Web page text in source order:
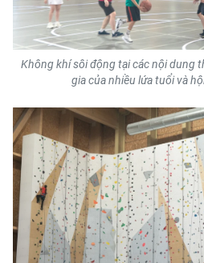
Đồng bằng sông Hồng
Bắc Trung Bộ
Duyên hải Nam Trung Bộ
Nguyên
Đông Nam Bộ
Đồng bằng sông Cửu Long
Chuyên trang Hà Nội
Chuyên trang TP. Hồ Chí
Không khí sôi động tại các nội dung
gia của nhiều lứa tuổi và